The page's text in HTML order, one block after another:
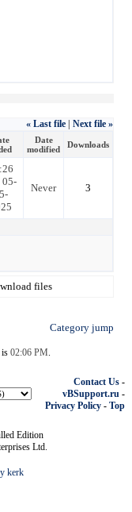
« Last file | Next file »
Date
modified
Downloads
05-
Never 3
files
Category jump
is 02:06 PM
Contact Us -
vBSupport.ru -
Privacy Policy - Top
Edition
Ltd.
kerk